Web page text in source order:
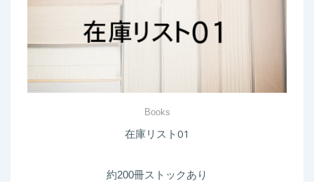
Books
在庫リスト01
約200冊ストックあり